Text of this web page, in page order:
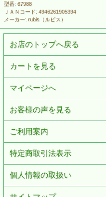
型番: 67988
ＪＡＮコード: 4946261905394
メーカー: rubis（ルビス）
お店のトップへ戻る
カートを見る
マイページへ
お客様の声を見る
ご利用案内
特定商取引法表示
個人情報の取扱い